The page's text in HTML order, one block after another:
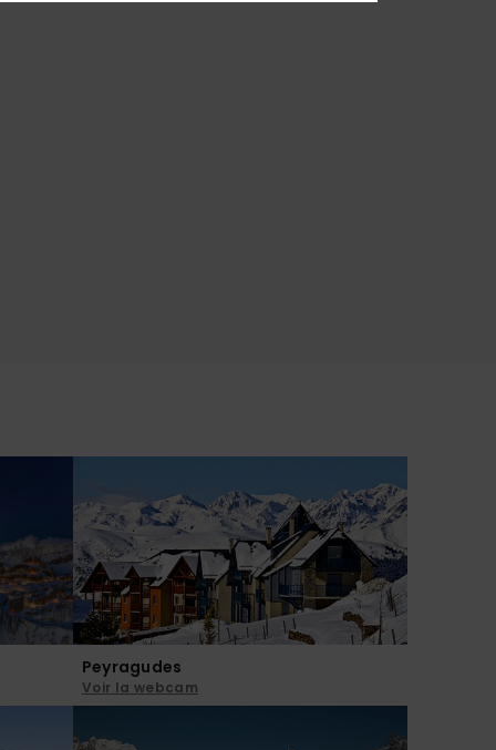
Peyragudes
Voir la webcam